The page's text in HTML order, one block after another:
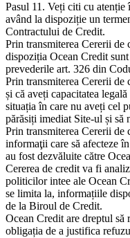
Pasul 11. Veți citi cu
având la dispoziție un
Contractului de Credit.
Prin transmiterea Cererii de
dispoziția Ocean Credit
prevederile art. 326 din
Prin transmiterea Cererii de
și că aveți capacitatea
situația în care nu aveți cel
părăsiți imediat Site-ul și să
Prin transmiterea Cererii de
informaţii care să afecteze
au fost dezvăluite către
Cererea de credit va fi
politicilor intee ale Ocean
se limita la, informațiile
de la Biroul de Credit.
Ocean Credit are dreptul să
obligația de a justifica